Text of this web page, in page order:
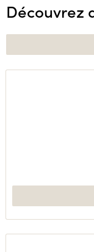
Découvrez